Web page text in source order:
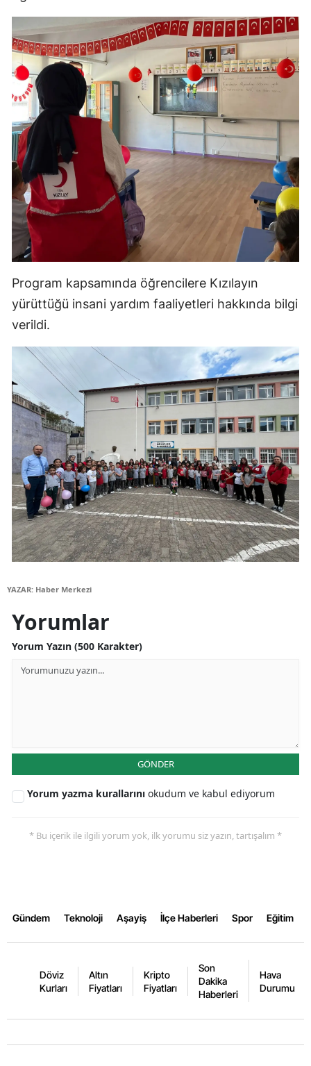
Kırşehir
Kocaeli
Konya
Kütahya
Malatya
Manisa
Kahramanmaraş
Mardin
Muş
Niğde
Ordu
Sakarya
Samsun
Siirt
Sinop
Sivas
Van
Aksaray
Kırıkkale
Şırnak
Program kapsamında öğrencilere Kızılayın
yürüttüğü insani yardım faaliyetleri hakkında bilgi
verildi.
YAZAR: Haber Merkezi
Yorumlar
Yorum Yazın (500 Karakter)
GÖNDER
Yorum yazma kurallarını okudum ve kabul ediyorum
* Bu içerik ile ilgili yorum yok, ilk yorumu siz yazın, tartışalım *
Gündem Teknoloji Aşayiş İlçe Haberleri Spor Eğitim
Döviz
Kurları
Altın
Fiyatları
Kripto
Fiyatları
Son
Dakika
Haberleri
Hava
Durumu